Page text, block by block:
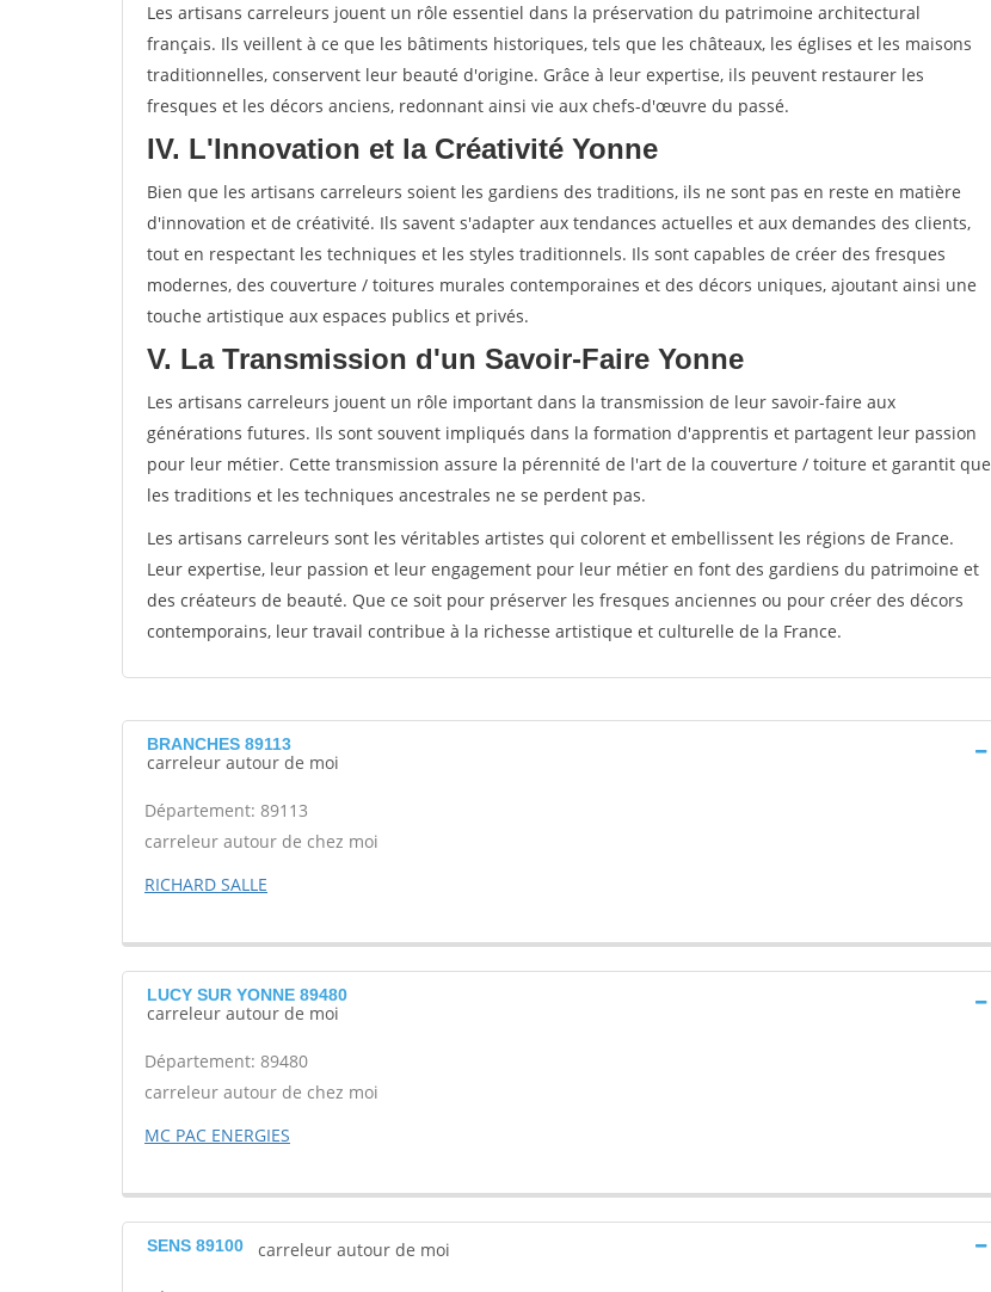
Les artisans carreleurs jouent un rôle essentiel dans la préservation du patrimoine architectural
français. Ils veillent à ce que les bâtiments historiques, tels que les châteaux, les églises et les maisons
traditionnelles, conservent leur beauté d'origine. Grâce à leur expertise, ils peuvent restaurer les
fresques et les décors anciens, redonnant ainsi vie aux chefs-d'œuvre du passé.
IV. L'Innovation et la Créativité Yonne
Bien que les artisans carreleurs soient les gardiens des traditions, ils ne sont pas en reste en matière
d'innovation et de créativité. Ils savent s'adapter aux tendances actuelles et aux demandes des clients,
tout en respectant les techniques et les styles traditionnels. Ils sont capables de créer des fresques
modernes, des couverture / toitures murales contemporaines et des décors uniques, ajoutant ainsi une
touche artistique aux espaces publics et privés.
V. La Transmission d'un Savoir-Faire Yonne
Les artisans carreleurs jouent un rôle important dans la transmission de leur savoir-faire aux
générations futures. Ils sont souvent impliqués dans la formation d'apprentis et partagent leur passion
pour leur métier. Cette transmission assure la pérennité de l'art de la couverture / toiture et garantit que
les traditions et les techniques ancestrales ne se perdent pas.
Les artisans carreleurs sont les véritables artistes qui colorent et embellissent les régions de France.
Leur expertise, leur passion et leur engagement pour leur métier en font des gardiens du patrimoine et
des créateurs de beauté. Que ce soit pour préserver les fresques anciennes ou pour créer des décors
contemporains, leur travail contribue à la richesse artistique et culturelle de la France.
BRANCHES 89113
carreleur autour de moi
Département: 89113
carreleur autour de chez moi
RICHARD SALLE
LUCY SUR YONNE 89480
carreleur autour de moi
Département: 89480
carreleur autour de chez moi
MC PAC ENERGIES
SENS 89100 carreleur autour de moi